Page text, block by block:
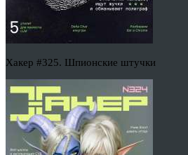
Хакер #325. Шпионские штучки